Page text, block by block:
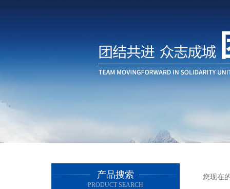
产品搜索
PRODUCT SEARCH
您现在